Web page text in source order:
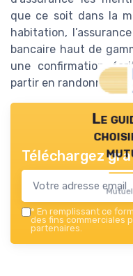
que ce soit dans la
habitation,
bancaire haut de
une confirmation
partir en randonnée
Le
Téléchargez
* En remplissant ce
des fins commerciales
partenaires.